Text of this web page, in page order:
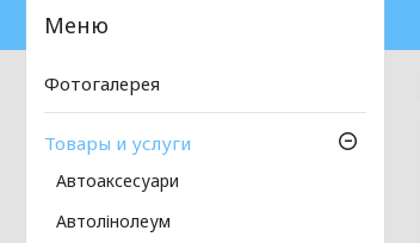
Фотогалерея
Товары и услуги
Автоаксесуари
Автолінолеум